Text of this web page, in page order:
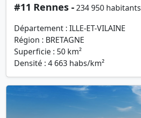
#11 Rennes -234 950 habitants
Département : ILLE-ET-VILAINE
Région : BRETAGNE
Superficie : 50 km²
Densité : 4 663 habs/km²